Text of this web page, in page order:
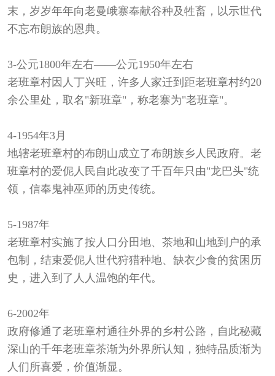
末，岁岁年年向老曼峨寨奉献谷种及牲畜，以示世代
不忘布朗族的恩典。
3-公元1800年左右——公元1950年左右
老班章村因人丁兴旺，许多人家迁到距老班章村约20
余公里处，取名"新班章"，称老寨为"老班章"。
4-1954年3月
地辖老班章村的布朗山成立了布朗族乡人民政府。老
班章村的爱伲人民自此改变了千百年只由"龙巴头"统
领，信奉鬼神巫师的历史传统。
5-1987年
老班章村实施了按人口分田地、茶地和山地到户的承
包制，结束爱伲人世代狩猎种地、缺衣少食的贫困历
史，进入到了人人温饱的年代。
6-2002年
政府修通了老班章村通往外界的乡村公路，自此秘藏
深山的千年老班章茶渐为外界所认知，独特品质渐为
人们所喜爱，价值渐显。